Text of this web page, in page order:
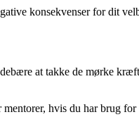
konsekvenser for dit
at takke de mørke
hvis du har brug